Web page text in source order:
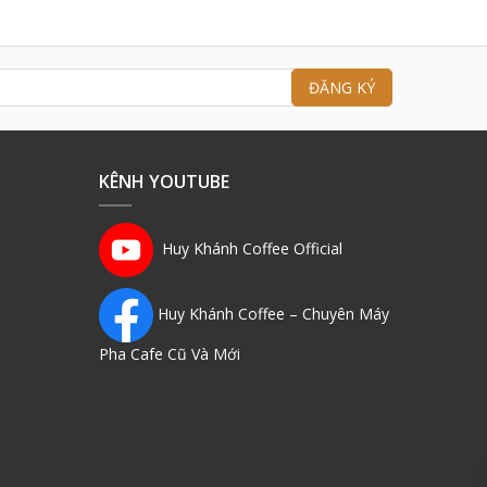
KÊNH YOUTUBE
Huy Khánh Coffee Official
Huy Khánh Coffee – Chuyên Máy
Pha Cafe Cũ Và Mới